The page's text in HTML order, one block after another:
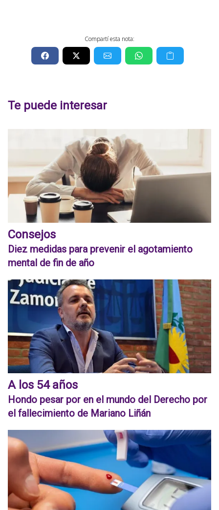
Compartí esta nota:
Te puede interesar
Consejos
Diez medidas para prevenir el agotamiento
mental de fin de año
A los 54 años
Hondo pesar por en el mundo del Derecho por
el fallecimiento de Mariano Liñán